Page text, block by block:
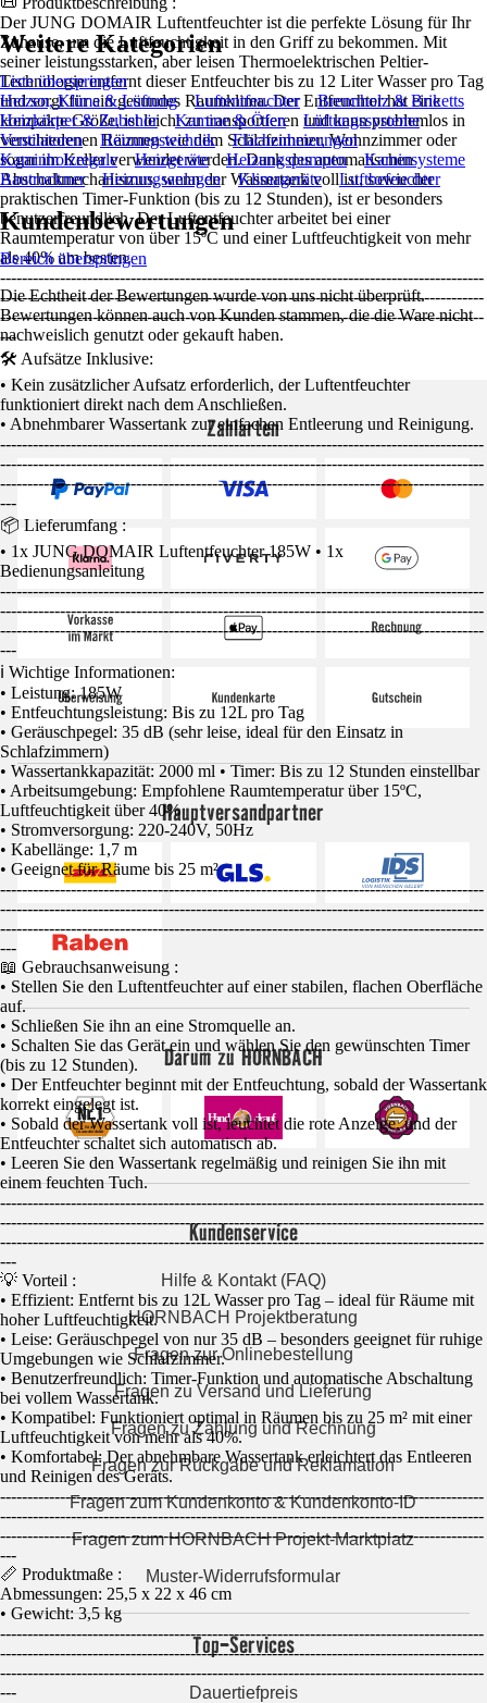
Der JUNG DOMAIR Luftentfeuchter ist die perfekte Lösung für Ihr
Zuhause, um die Luftfeuchtigkeit in den Griff zu bekommen. Mit
seiner leistungsstarken, aber leisen Thermoelektrischen Peltier-
Technologie entfernt dieser Entfeuchter bis zu 12 Liter Wasser pro Tag
und sorgt für ein gesundes Raumklima. Der Entfeuchter hat eine
kompakte Größe, ist leicht zu transportieren und kann problemlos in
verschiedenen Räumen wie dem Schlafzimmer, Wohnzimmer oder
sogar im Keller verwendet werden. Dank des automatischen
Abschaltmechanismus, wenn der Wassertank voll ist, sowie der
praktischen Timer-Funktion (bis zu 12 Stunden), ist er besonders
benutzerfreundlich. Der Luftentfeuchter arbeitet bei einer
Raumtemperatur von über 15ºC und einer Luftfeuchtigkeit von mehr
als 40% am besten.
-----------------------------------------------------------------------------------------
-----------------------------------------------------------------------------------------
-----------------------------------------------------------------------------------------
---
🛠️ Aufsätze Inklusive:
• Kein zusätzlicher Aufsatz erforderlich, der Luftentfeuchter
funktioniert direkt nach dem Anschließen.
• Abnehmbarer Wassertank zur einfachen Entleerung und Reinigung.
-----------------------------------------------------------------------------------------
-----------------------------------------------------------------------------------------
-----------------------------------------------------------------------------------------
---
📦 Lieferumfang :
• 1x JUNG DOMAIR Luftentfeuchter 185W • 1x
Bedienungsanleitung
-----------------------------------------------------------------------------------------
-----------------------------------------------------------------------------------------
-----------------------------------------------------------------------------------------
---
ℹ️ Wichtige Informationen:
• Leistung: 185W
• Entfeuchtungsleistung: Bis zu 12L pro Tag
• Geräuschpegel: 35 dB (sehr leise, ideal für den Einsatz in
Schlafzimmern)
• Wassertankkapazität: 2000 ml • Timer: Bis zu 12 Stunden einstellbar
• Arbeitsumgebung: Empfohlene Raumtemperatur über 15ºC,
Luftfeuchtigkeit über 40%
• Stromversorgung: 220-240V, 50Hz
• Kabellänge: 1,7 m
• Geeignet für Räume bis 25 m²
-----------------------------------------------------------------------------------------
-----------------------------------------------------------------------------------------
-----------------------------------------------------------------------------------------
---
📖 Gebrauchsanweisung :
• Stellen Sie den Luftentfeuchter auf einer stabilen, flachen Oberfläche
auf.
• Schließen Sie ihn an eine Stromquelle an.
• Schalten Sie das Gerät ein und wählen Sie den gewünschten Timer
(bis zu 12 Stunden).
• Der Entfeuchter beginnt mit der Entfeuchtung, sobald der Wassertank
korrekt eingelegt ist.
• Sobald der Wassertank voll ist, leuchtet die rote Anzeige, und der
Entfeuchter schaltet sich automatisch ab.
• Leeren Sie den Wassertank regelmäßig und reinigen Sie ihn mit
einem feuchten Tuch.
-----------------------------------------------------------------------------------------
-----------------------------------------------------------------------------------------
-----------------------------------------------------------------------------------------
---
💡 Vorteil :
• Effizient: Entfernt bis zu 12L Wasser pro Tag – ideal für Räume mit
hoher Luftfeuchtigkeit.
• Leise: Geräuschpegel von nur 35 dB – besonders geeignet für ruhige
Umgebungen wie Schlafzimmer.
• Benutzerfreundlich: Timer-Funktion und automatische Abschaltung
bei vollem Wassertank.
• Kompatibel: Funktioniert optimal in Räumen bis zu 25 m² mit einer
Luftfeuchtigkeit von mehr als 40%.
• Komfortabel: Der abnehmbare Wassertank erleichtert das Entleeren
und Reinigen des Geräts.
-----------------------------------------------------------------------------------------
-----------------------------------------------------------------------------------------
-----------------------------------------------------------------------------------------
---
📏 Produktmaße :
Abmessungen: 25,5 x 22 x 46 cm
• Gewicht: 3,5 kg
-----------------------------------------------------------------------------------------
-----------------------------------------------------------------------------------------
-----------------------------------------------------------------------------------------
---
Weitere Kategorien
Liste überspringen
Heizen, Klima & Lüftung
Luftentfeuchter
Brennholz & Briketts
Heizkörper & Zubehör
Kamine & Öfen
Lüftungssysteme
Ventilatoren
Heizungstechnik
Flächenheizungen
Kaminholzregale
Heizgeräte Heizungspumpen
Kaminsysteme
Bautrockner
Heizungsanlagen Klimageräte Luftbefeuchter
Kundenbewertungen
Bereich überspringen
Die Echtheit der Bewertungen wurde von uns nicht überprüft.
Bewertungen können auch von Kunden stammen, die die Ware nicht
nachweislich genutzt oder gekauft haben.
Zahlarten
Hauptversandpartner
Darum zu HORNBACH
Kundenservice
Hilfe & Kontakt (FAQ)
HORNBACH Projektberatung
Fragen zur Onlinebestellung
Fragen zu Versand und Lieferung
Fragen zu Zahlung und Rechnung
Fragen zur Rückgabe und Reklamation
Fragen zum Kundenkonto & Kundenkonto-ID
Fragen zum HORNBACH Projekt-Marktplatz
Muster-Widerrufsformular
Top-Services
Dauertiefpreis